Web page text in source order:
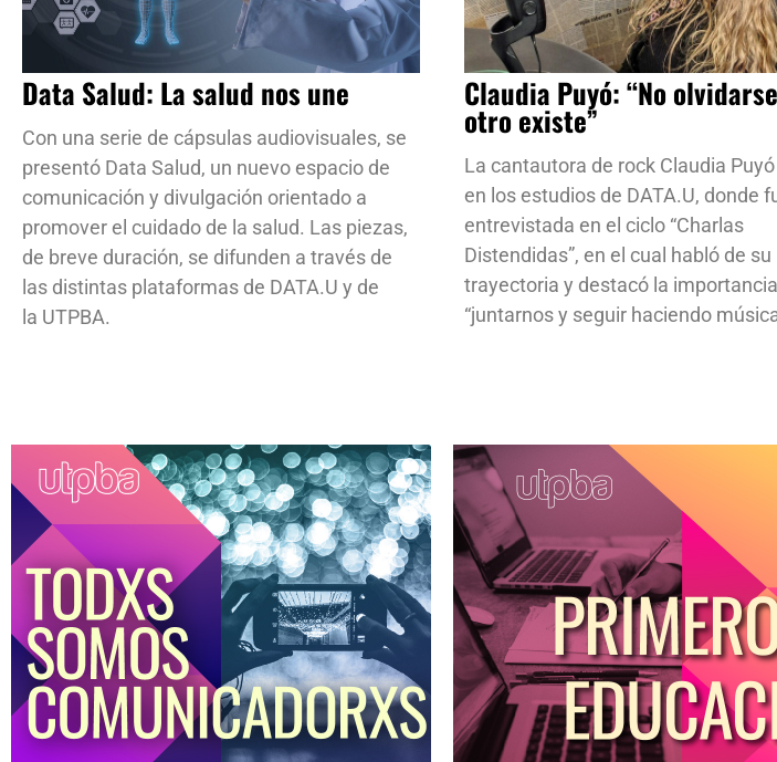
Data Salud: La salud nos une
Con una serie de cápsulas audiovisuales, se
presentó Data Salud, un nuevo espacio de
comunicación y divulgación orientado a
promover el cuidado de la salud. Las piezas,
de breve duración, se difunden a través de
las distintas plataformas de DATA.U y de
la UTPBA.
Claudia Puyó: “No
otro existe”
La cantautora de rock Claudia
en los estudios de DATA.U, donde
entrevistada en el ciclo “Charlas
Distendidas”, en el cual habló de su
trayectoria y destacó la
“juntarnos y seguir haciendo